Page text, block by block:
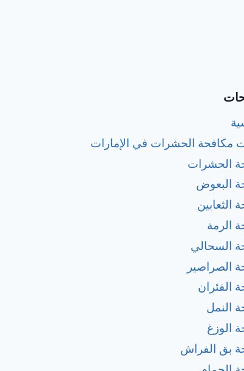
مكافحة الحشرات في الإمارات
الحشرات
البعوض
الثعابين
الرمة
السحالي
الصراصير
الفئران
النمل
الوزغ
بق الفراش